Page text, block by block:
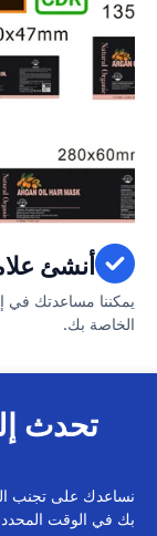
أنشئ
يمكننا مساعدتك في
الخاصة بك.
تحدث
نساعدك على تجنب
بك في الوقت المحدد